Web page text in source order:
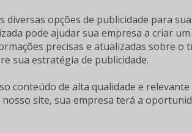
diversas opções de publicidade para
pode ajudar sua empresa a criar
precisas e atualizadas sobre o
sua estratégia de publicidade.
conteúdo de alta qualidade e
site, sua empresa terá a